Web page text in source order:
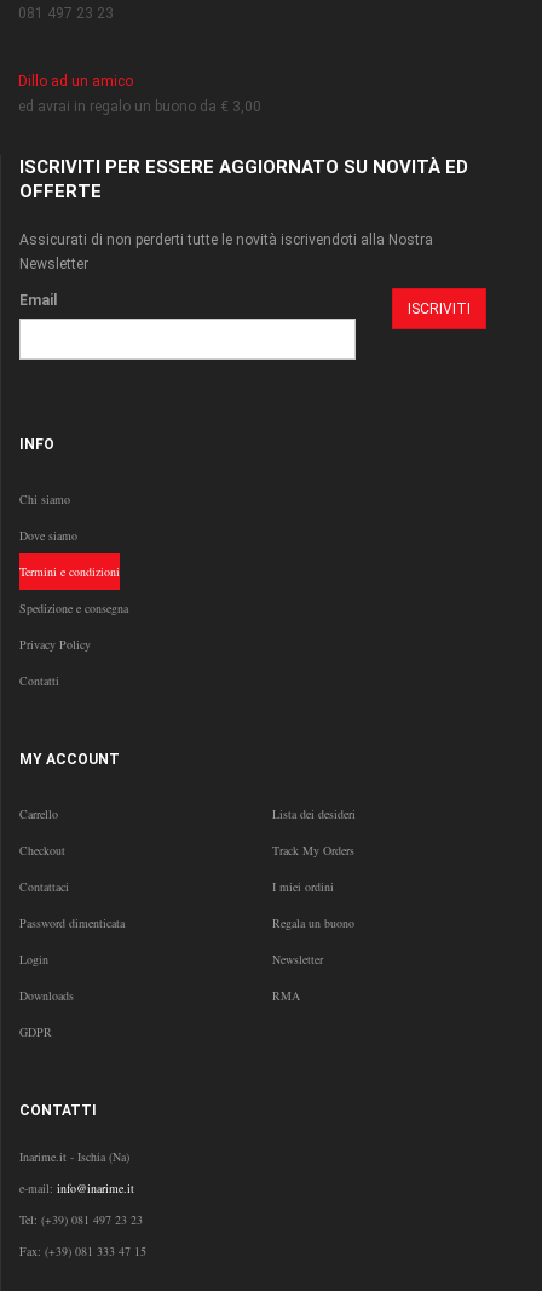
081 497 23 23
Dillo ad un amico
ed avrai in regalo un buono da € 3,00
ISCRIVITI PER ESSERE AGGIORNATO SU NOVITÀ ED
OFFERTE
Assicurati di non perderti tutte le novità iscrivendoti alla Nostra
Newsletter
Email
INFO
Chi siamo
Dove siamo
Termini e condizioni
Spedizione e consegna
Privacy Policy
Contatti
MY ACCOUNT
Carrello Lista dei desideri
Checkout Track My Orders
Contattaci I miei ordini
Password dimenticata Regala un buono
Login Newsletter
Downloads RMA
GDPR
CONTATTI
Inarime.it - Ischia (Na)
e-mail: info@inarime.it
Tel: (+39) 081 497 23 23
Fax: (+39) 081 333 47 15